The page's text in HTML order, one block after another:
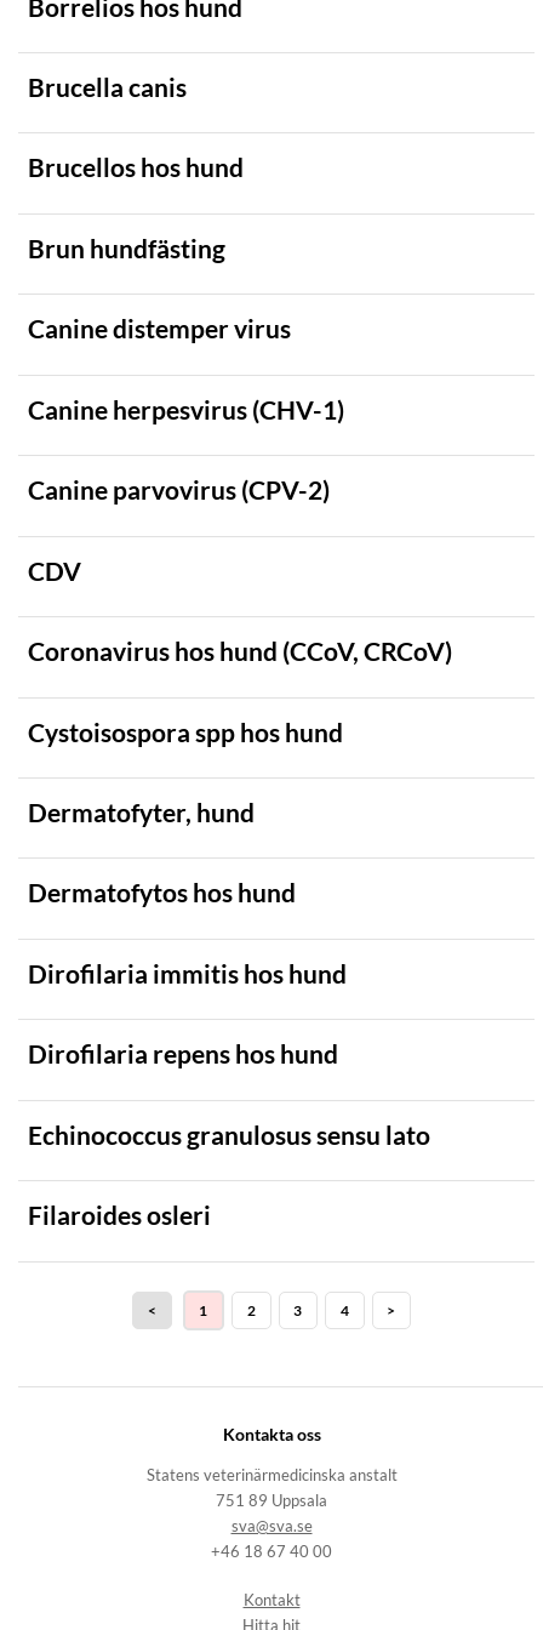
Rovdjur
Björn
Järv
SJUKDOMSKLASSIFICERING
SJUKDOMSTYP
Borrelios hos hund
Brucella canis
Brucellos hos hund
Brun hundfästing
Canine distemper virus
Canine herpesvirus (CHV-1)
Canine parvovirus (CPV-2)
CDV
Coronavirus hos hund (CCoV, CRCoV)
Cystoisospora spp hos hund
Dermatofyter, hund
Dermatofytos hos hund
Dirofilaria immitis hos hund
Dirofilaria repens hos hund
Echinococcus granulosus sensu lato
Filaroides osleri
< 1 2 3 4 >
Kontakta oss
Statens veterinärmedicinska anstalt
751 89 Uppsala
sva@sva.se
+46 18 67 40 00
Kontakt
Hitta hit